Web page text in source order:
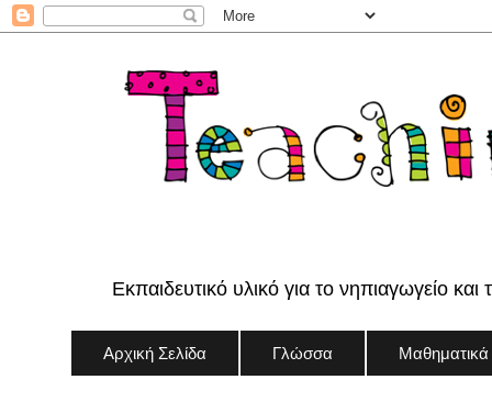
Εκπαιδευτικό υλικό για το νηπιαγωγείο και
Αρχική Σελίδα Γλώσσα Μαθηματικά